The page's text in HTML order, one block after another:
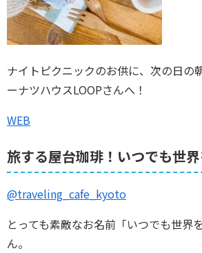
ナイトピクニックのお供に、次の日の
ーナツハウスLOOPさんへ！
WEB
旅する屋台珈琲！いつでも世
@traveling_cafe_kyoto
とっても素敵なお名前「いつでも世界
ん。